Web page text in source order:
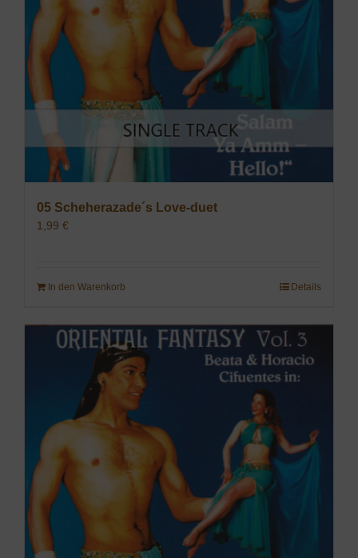
05 Scheherazade´s Love-duet
1,99 €
In den Warenkorb Details